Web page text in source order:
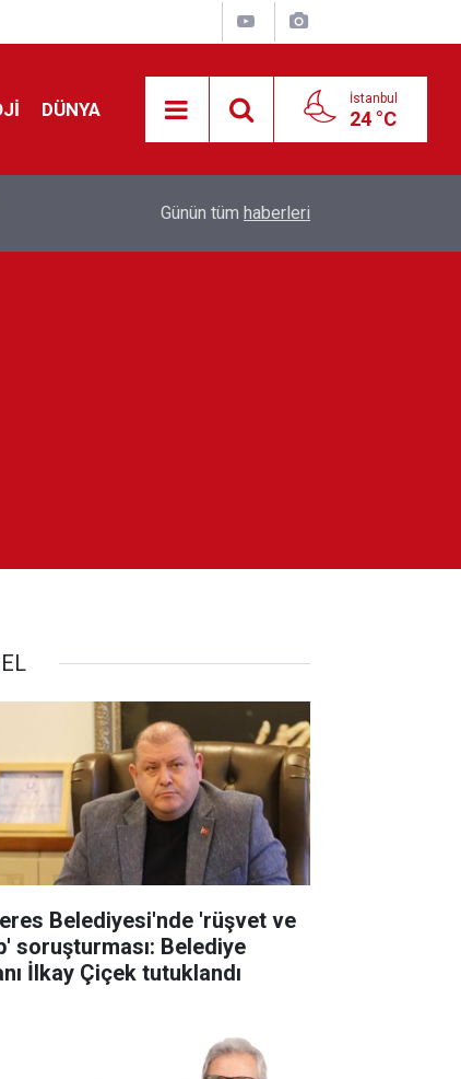
DÜNYA İstanbul
24 °C
üyesi YENİ Parti'ye katıldı
Günün tüm haberleri
Belediyesi'nde 'rüşvet ve
soruşturması: Belediye
İlkay Çiçek tutuklandı